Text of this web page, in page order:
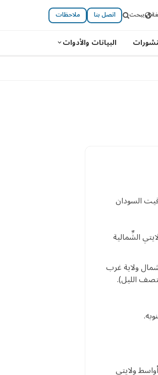
يبحث اتصل بنا ملاحظات
البيانات والأدوات
الشِّمالية
ولاية غرب
الليل).
ولايتي